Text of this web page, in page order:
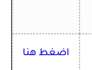
اضغط هنا